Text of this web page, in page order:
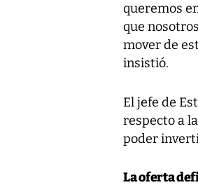
queremos
que
mover de
insistió.
El jefe de
respecto a
poder
La oferta